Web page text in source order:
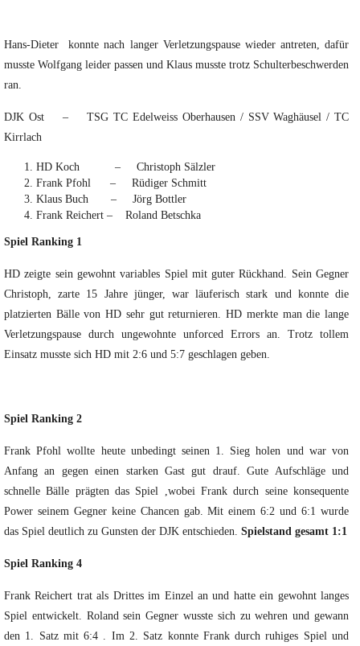
Hans-Dieter konnte nach langer Verletzungspause wieder antreten, dafür
musste Wolfgang leider passen und Klaus musste trotz Schulterbeschwerden
ran.
DJK Ost – TSG TC Edelweiss Oberhausen / SSV Waghäusel / TC
Kirrlach
HD Koch – Christoph Sälzler
Frank Pfohl – Rüdiger Schmitt
Klaus Buch – Jörg Bottler
Frank Reichert – Roland Betschka
Spiel Ranking 1
HD zeigte sein gewohnt variables Spiel mit guter Rückhand. Sein Gegner
Christoph, zarte 15 Jahre jünger, war läuferisch stark und konnte die
platzierten Bälle von HD sehr gut returnieren. HD merkte man die lange
Verletzungspause durch ungewohnte unforced Errors an. Trotz tollem
Einsatz musste sich HD mit 2:6 und 5:7 geschlagen geben.
Spiel Ranking 2
Frank Pfohl wollte heute unbedingt seinen 1. Sieg holen und war von
Anfang an gegen einen starken Gast gut drauf. Gute Aufschläge und
schnelle Bälle prägten das Spiel ,wobei Frank durch seine konsequente
Power seinem Gegner keine Chancen gab. Mit einem 6:2 und 6:1 wurde
das Spiel deutlich zu Gunsten der DJK entschieden. Spielstand gesamt 1:1
Spiel Ranking 4
Frank Reichert trat als Drittes im Einzel an und hatte ein gewohnt langes
Spiel entwickelt. Roland sein Gegner wusste sich zu wehren und gewann
den 1. Satz mit 6:4 . Im 2. Satz konnte Frank durch ruhiges Spiel und